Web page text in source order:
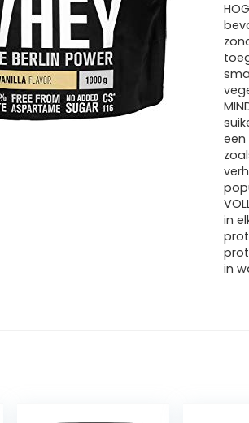
een
in
in